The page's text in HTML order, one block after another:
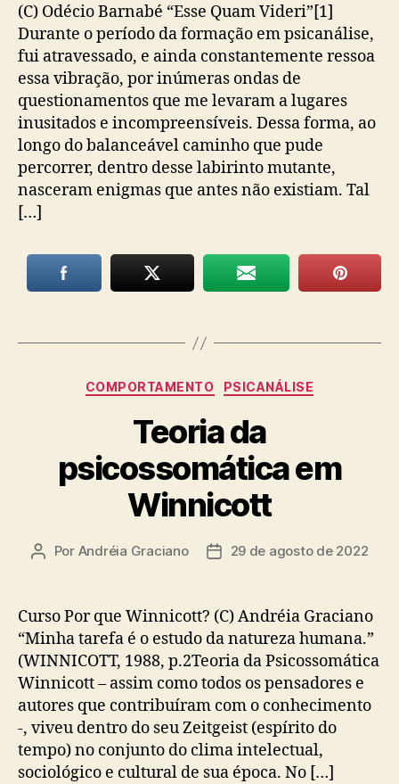
(C) Odécio Barnabé “Esse Quam Videri”[1]
Durante o período da formação em psicanálise,
fui atravessado, e ainda constantemente ressoa
essa vibração, por inúmeras ondas de
questionamentos que me levaram a lugares
inusitados e incompreensíveis. Dessa forma, ao
longo do balanceável caminho que pude
percorrer, dentro desse labirinto mutante,
nasceram enigmas que antes não existiam. Tal
[…]
Categorias
COMPORTAMENTO PSICANÁLISE
Teoria da
psicossomática em
Winnicott
Autor
Por Andréia Graciano
Data29 de agosto de 2022
Curso Por que Winnicott? (C) Andréia Graciano
“Minha tarefa é o estudo da natureza humana.”
(WINNICOTT, 1988, p.2Teoria da Psicossomática
Winnicott – assim como todos os pensadores e
autores que contribuíram com o conhecimento
-, viveu dentro do seu Zeitgeist (espírito do
tempo) no conjunto do clima intelectual,
sociológico e cultural de sua época. No […]